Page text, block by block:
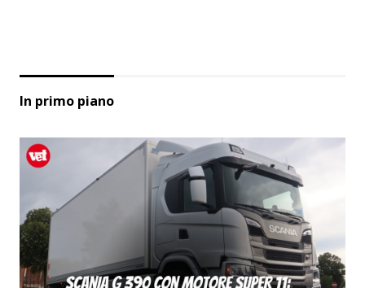
In primo piano